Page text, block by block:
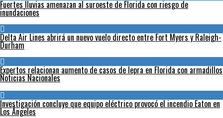
Fuertes lluvias amenazan al suroeste de Florida con riesgo de
inundaciones
Delta Air Lines abrirá un nuevo vuelo directo entre Fort Myers y Raleigh-
Durham
Expertos relacionan aumento de casos de lepra en Florida con armadillos
Noticias Nacionales
Investigación concluye que equipo eléctrico provocó el incendio Eaton en
Los Ángeles